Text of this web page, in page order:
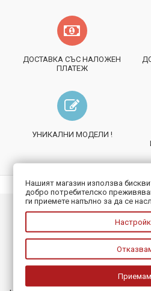
ДОСТАВКА СЪС НАЛОЖЕН
ПЛАТЕЖ
УНИКАЛНИ МОДЕЛИ !
ИНФОРМАЦИЯ
ПОЛЕЗНО
Нашият магазин използва
добро потребителско
ги приемете напълно за да се
Приемам